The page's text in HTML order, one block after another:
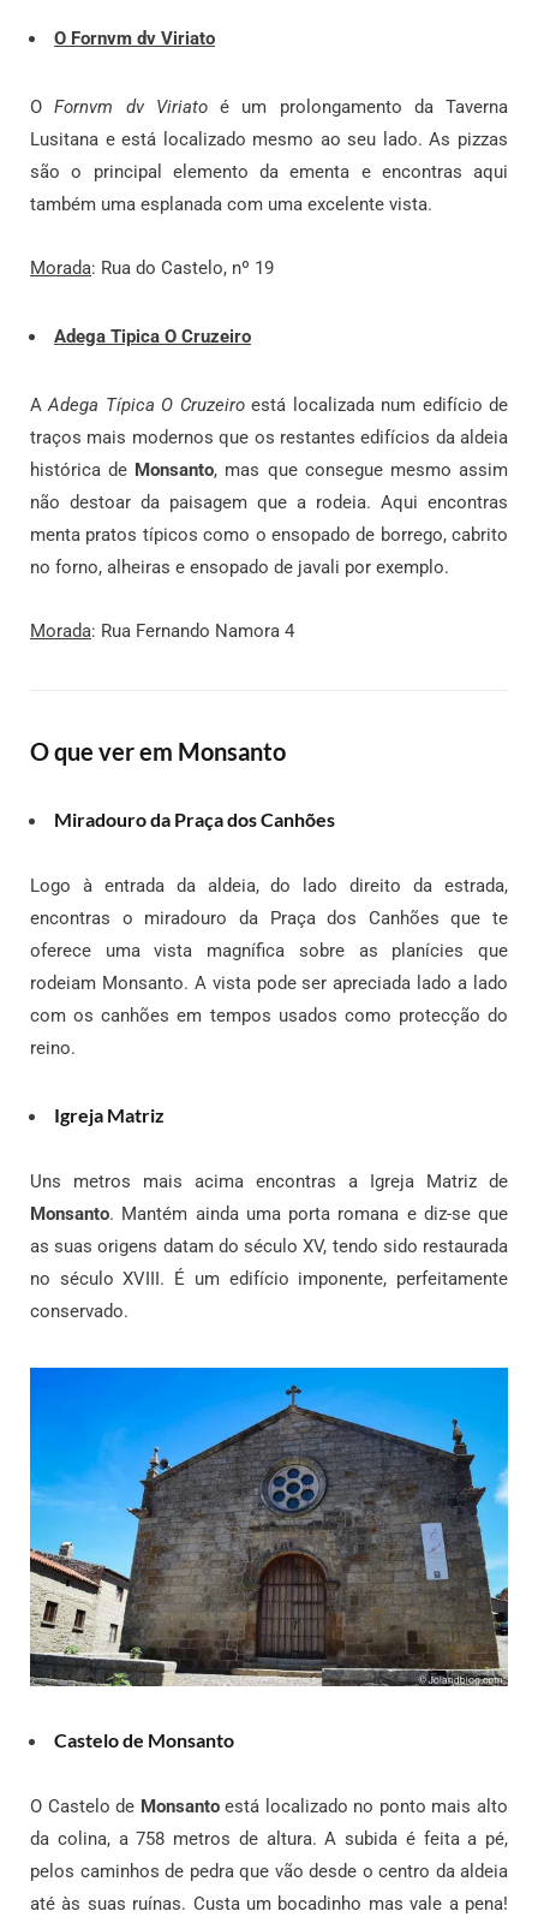
O Fornvm dv Viriato
OFornvm dv Viriatoé um prolongamento da Taverna
Lusitana e está localizado mesmo ao seu lado. As pizzas
são o principal elemento da ementa e encontras aqui
também uma esplanada com uma excelente vista.
Morada: Rua do Castelo, nº 19
Adega Tipica O Cruzeiro
AAdega Típica O Cruzeiroestá localizada num edifício de
traços mais modernos que os restantes edifícios da aldeia
histórica de Monsanto, mas que consegue mesmo assim
não destoar da paisagem que a rodeia. Aqui encontras
menta pratos típicos como o ensopado de borrego, cabrito
no forno, alheiras e ensopado de javali por exemplo.
Morada: Rua Fernando Namora 4
O que ver em Monsanto
Miradouro da Praça dos Canhões
Logo à entrada da aldeia, do lado direito da estrada,
encontras o miradouro da Praça dos Canhões que te
oferece uma vista magnífica sobre as planícies que
rodeiam Monsanto. A vista pode ser apreciada lado a lado
com os canhões em tempos usados como protecção do
reino.
Igreja Matriz
Uns metros mais acima encontras a Igreja Matriz de
Monsanto. Mantém ainda uma porta romana e diz-se que
as suas origens datam do século XV, tendo sido restaurada
no século XVIII. É um edifício imponente, perfeitamente
conservado.
Castelo de Monsanto
O Castelo de Monsantoestá localizado no ponto mais alto
da colina, a 758 metros de altura. A subida é feita a pé,
pelos caminhos de pedra que vão desde o centro da aldeia
até às suas ruínas. Custa um bocadinho mas vale a pena!